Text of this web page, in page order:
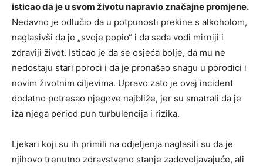
isticao da je u svom životu napravio značajne promjene.
Nedavno je odlučio da u potpunosti prekine s alkoholom,
naglasivši da je „svoje popio“ i da sada vodi mirniji i
zdraviji život. Isticao je da se osjeća bolje, da mu ne
nedostaju stari poroci i da je pronašao snagu u porodici i
novim životnim ciljevima. Upravo zato je ovaj incident
dodatno potresao njegove najbliže, jer su smatrali da je
iza njega period pun turbulencija i rizika.
Ljekari koji su ih primili na odjeljenja naglasili su da je
njihovo trenutno zdravstveno stanje zadovoljavajuće, ali